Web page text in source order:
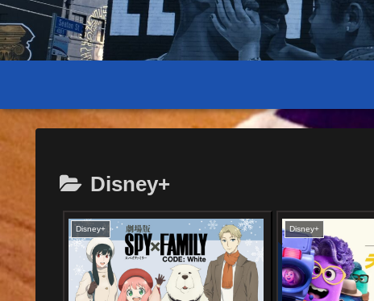
Disney+
Disney+ Disney+